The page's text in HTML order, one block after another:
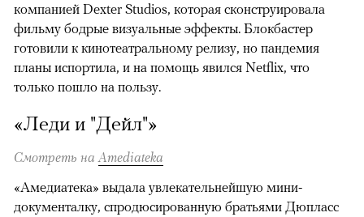
компанией Dexter Studios, которая сконструировала
фильму бодрые визуальные эффекты. Блокбастер
готовили к кинотеатральному релизу, но пандемия
планы испортила, и на помощь явился Netflix, что
только пошло на пользу.
«Леди и "Дейл"»
Смотреть наAmediateka
«Амедиатека» выдала увлекательнейшую мини-
документалку, спродюсированную братьями Дюпласс